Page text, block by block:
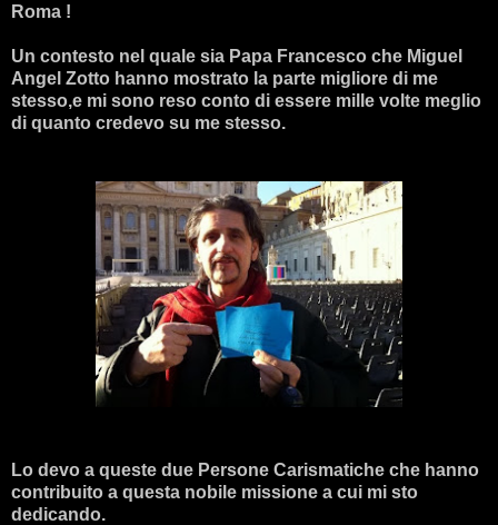
Roma !
Un contesto nel quale sia Papa Francesco che Miguel
Angel Zotto hanno mostrato la parte migliore di me
stesso,e mi sono reso conto di essere mille volte meglio
di quanto credevo su me stesso.
Lo devo a queste due Persone Carismatiche che hanno
contribuito a questa nobile missione a cui mi sto
dedicando.